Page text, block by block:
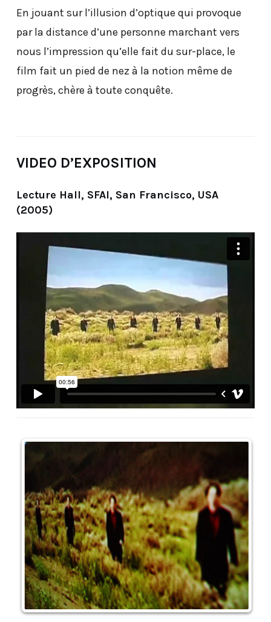
En jouant sur l’illusion d’optique qui provoque
par la distance d’une personne marchant vers
nous l’impression qu’elle fait du sur-place, le
film fait un pied de nez à la notion même de
progrès, chère à toute conquête.
VIDEO D’EXPOSITION
Lecture Hall, SFAI, San Francisco, USA
(2005)